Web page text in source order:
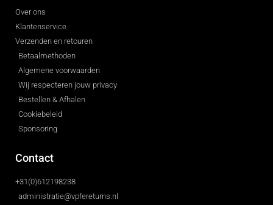
Over ons
Klantenservice
Verzenden en retouren
Betaalmethoden
Algemene voorwaarden
Wij respecteren jouw privacy
Bestellen & Afhalen
Cookiebeleid
Sponsoring
Contact
+31(0)612198238
administratie@vpfereturns.nl